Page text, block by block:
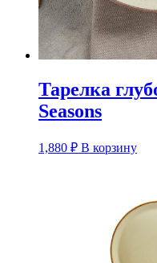
Тарелка
Seasons
1,880 ₽ В корзину